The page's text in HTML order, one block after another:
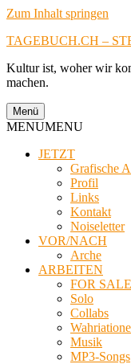
Zum Inhalt springen
TAGEBUCH.CH –
Kultur ist, woher wir
machen.
Menü
MENUMENU
JETZT
Grafische
Profil
Links
Kontakt
Noiseletter
VOR/NACH
Arche
ARBEITEN
FOR SALE
Solo
Collabs
Musik
MP3-Songs